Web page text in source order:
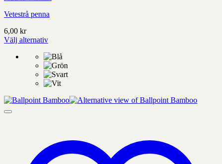
Vetestrå penna
6,00 kr
Välj alternativ
produkt
väljas
på